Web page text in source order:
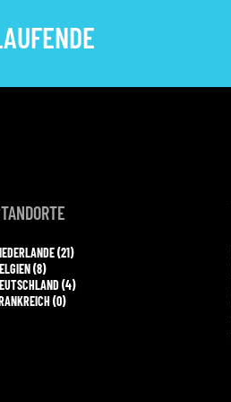
(21)
(8)
(4)
(0)